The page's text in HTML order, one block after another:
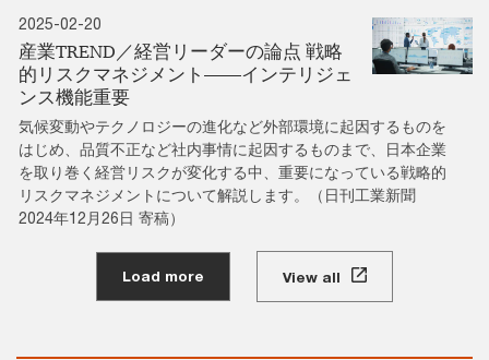
2025-02-20
産業TREND／経営リーダーの論点 戦略
的リスクマネジメント――インテリジェ
ンス機能重要
気候変動やテクノロジーの進化など外部環境に起因するものを
はじめ、品質不正など社内事情に起因するものまで、日本企業
を取り巻く経営リスクが変化する中、重要になっている戦略的
リスクマネジメントについて解説します。（日刊工業新聞
2024年12月26日 寄稿）
Load more View all